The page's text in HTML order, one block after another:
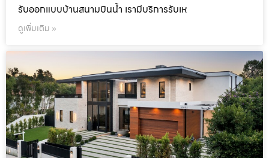
รับออกแบบบ้านสนามบินน้ำ เรามีบริการรับเห
ดูเพิ่มเติม »